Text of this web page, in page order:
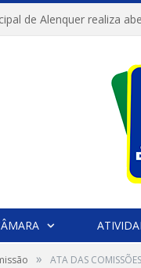
» ATA DAS